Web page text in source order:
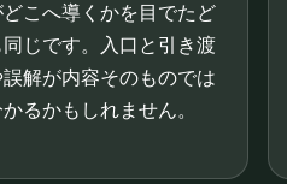
こへ導くかを目でたど
じです。入口と引き渡
解が内容そのものでは
るかもしれません。